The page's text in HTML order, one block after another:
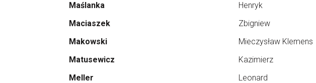
Maślanka Henryk
Maciaszek
Zbigniew
Makowski
Mieczysław Klemens
Matusewicz
Kazimierz
Meller
Leonard